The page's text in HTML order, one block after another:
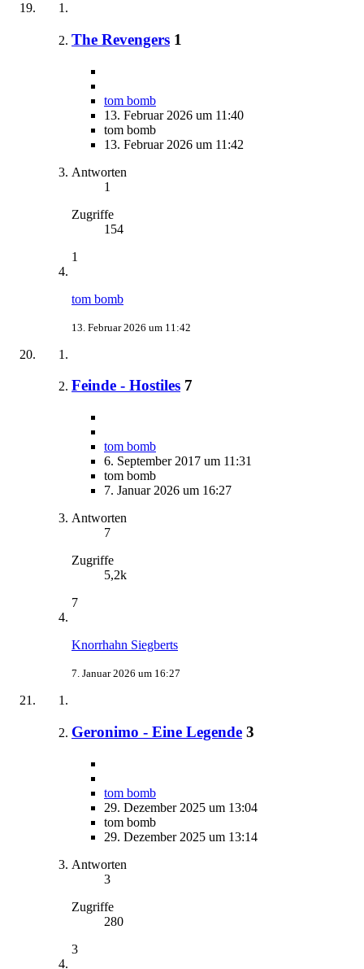
The Revengers 1
tom bomb
13. Februar 2026 um 11:40
tom bomb
13. Februar 2026 um 11:42
Antworten
1
Zugriffe
154
1
tom bomb
13. Februar 2026 um 11:42
Feinde - Hostiles 7
tom bomb
6. September 2017 um 11:31
tom bomb
7. Januar 2026 um 16:27
Antworten
7
Zugriffe
5,2k
7
Knorrhahn Siegberts
7. Januar 2026 um 16:27
Geronimo - Eine Legende 3
tom bomb
29. Dezember 2025 um 13:04
tom bomb
29. Dezember 2025 um 13:14
Antworten
3
Zugriffe
280
3